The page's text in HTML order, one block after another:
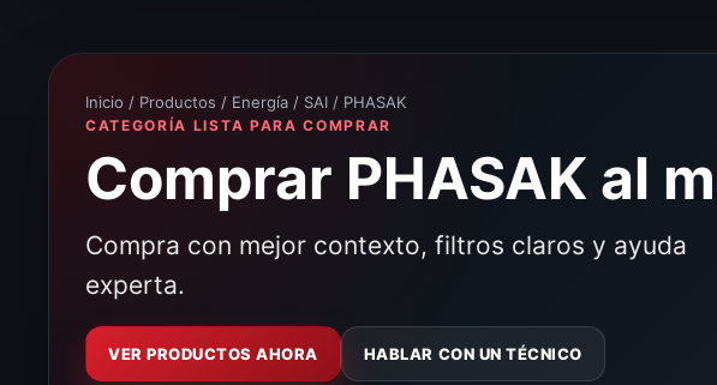
Inicio / Productos / Energía / SAI / PHASAK
CATEGORÍA LISTA PARA COMPRAR
Comprar PHASAK al
Compra con mejor contexto, filtros claros y ayuda
experta.
VER PRODUCTOS AHORA HABLAR CON UN TÉCNICO